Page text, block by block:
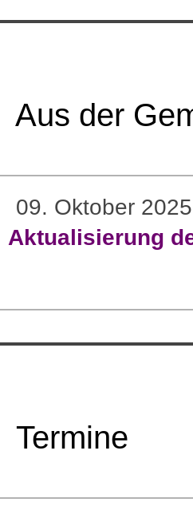
Aus der
09. Oktober 2025
Aktualisierung
Termine